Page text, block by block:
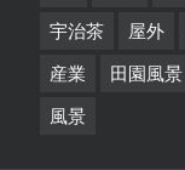
宇治茶 屋外
産業 田園風景
風景